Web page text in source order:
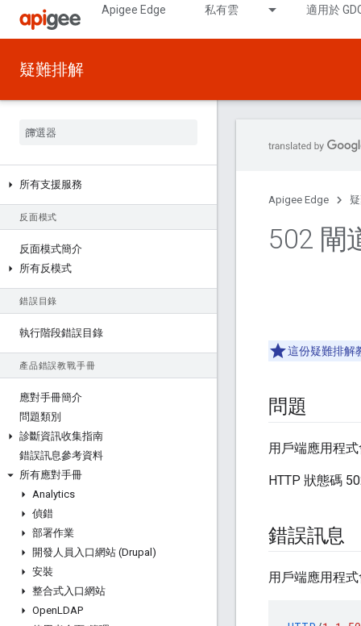
Apigee Edge 私有雲 適用於
疑難排解
所有支援服務
反面模式
反面模式簡介
所有反模式
錯誤目錄
執行階段錯誤目錄
產品錯誤教戰手冊
應對手冊簡介
問題類別
診斷資訊收集指南
錯誤訊息參考資料
所有應對手冊
Analytics
偵錯
部署作業
開發人員入口網站 (Drupal)
安裝
整合式入口網站
OpenLDAP
Apigee Edge
502 閘
這份疑難排解
問題
用戶端應用程
HTTP 狀態碼
錯誤訊息
用戶端應用程